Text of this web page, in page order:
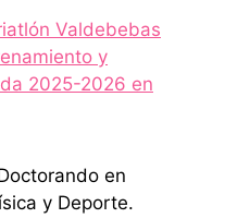
en
y Deporte.